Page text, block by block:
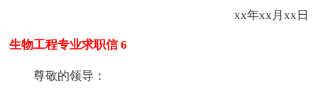
xx年xx月xx日
生物工程专业求职信 6
尊敬的领导：